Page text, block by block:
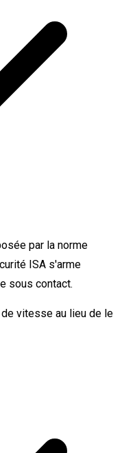
par la norme
ISA s'arme
sous contact.
vitesse au lieu de le